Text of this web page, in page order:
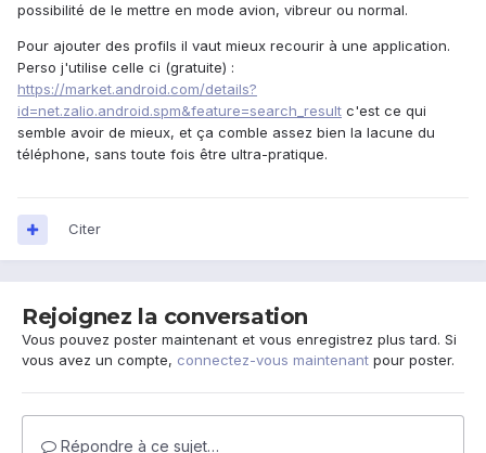
possibilité de le mettre en mode avion, vibreur ou normal.
Pour ajouter des profils il vaut mieux recourir à une application.
Perso j'utilise celle ci (gratuite) :
https://market.android.com/details?
id=net.zalio.android.spm&feature=search_result c'est ce qui
semble avoir de mieux, et ça comble assez bien la lacune du
téléphone, sans toute fois être ultra-pratique.
Citer
Rejoignez la conversation
Vous pouvez poster maintenant et vous enregistrez plus tard. Si
vous avez un compte, connectez-vous maintenant pour poster.
Répondre à ce sujet…